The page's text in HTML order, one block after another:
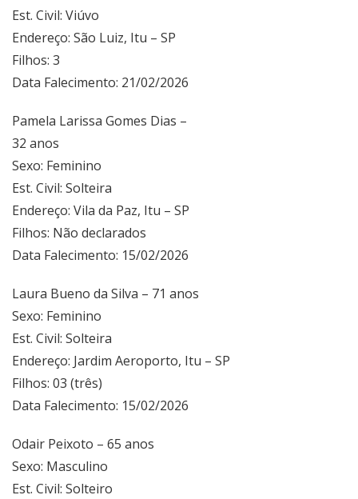
Est. Civil: Viúvo
Endereço: São Luiz, Itu – SP
Filhos: 3
Data Falecimento: 21/02/2026
Pamela Larissa Gomes Dias –
32 anos
Sexo: Feminino
Est. Civil: Solteira
Endereço: Vila da Paz, Itu – SP
Filhos: Não declarados
Data Falecimento: 15/02/2026
Laura Bueno da Silva – 71 anos
Sexo: Feminino
Est. Civil: Solteira
Endereço: Jardim Aeroporto, Itu – SP
Filhos: 03 (três)
Data Falecimento: 15/02/2026
Odair Peixoto – 65 anos
Sexo: Masculino
Est. Civil: Solteiro